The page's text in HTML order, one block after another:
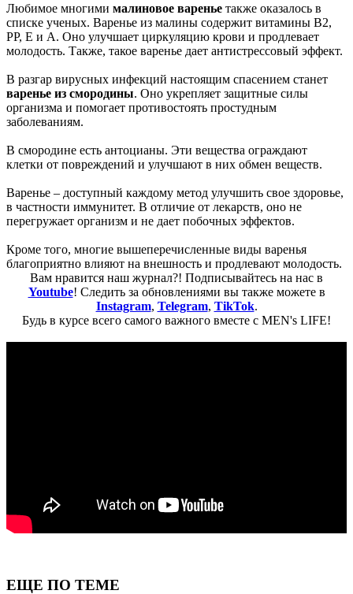
Любимое многими малиновое варенье также оказалось в
списке ученых. Варенье из малины содержит витамины В2,
РР, Е и А. Оно улучшает циркуляцию крови и продлевает
молодость. Также, такое варенье дает антистрессовый эффект.
В разгар вирусных инфекций настоящим спасением станет
варенье из смородины. Оно укрепляет защитные силы
организма и помогает противостоять простудным
заболеваниям.
В смородине есть антоцианы. Эти вещества ограждают
клетки от повреждений и улучшают в них обмен веществ.
Варенье – доступный каждому метод улучшить свое здоровье,
в частности иммунитет. В отличие от лекарств, оно не
перегружает организм и не дает побочных эффектов.
Кроме того, многие вышеперечисленные виды варенья
благоприятно влияют на внешность и продлевают молодость.
Вам нравится наш журнал?! Подписывайтесь на нас в
Youtube! Следить за обновлениями вы также можете в
Instagram, Telegram, TikTok.
Будь в курсе всего самого важного вместе с MEN's LIFE!
ЕЩЕ ПО ТЕМЕ